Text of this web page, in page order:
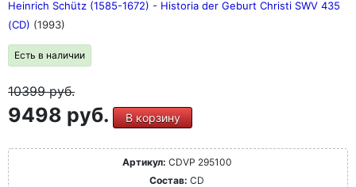
Heinrich Schütz (1585-1672) - Historia der Geburt Christi SWV 435
(CD) (1993)
Есть в наличии
10399руб.
9498 руб. В корзину
Артикул: CDVP 295100
Состав: CD